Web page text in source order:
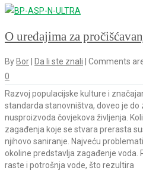
O uređajima za
By Bor Da li ste znali Comments
0
Razvoj populacijske kulture i
standarda stanovništva, doveo je do
nusproizvoda čovjekova življenja.
zagađenja koje se stvara prerasta
njihovo saniranje. Najveću
okoline predstavlja zagađenje voda.
raste i potrošnja vode, što rezultira